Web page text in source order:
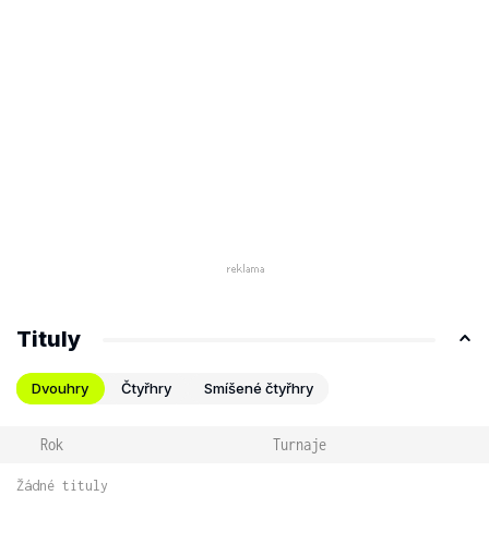
Tituly
Dvouhry Čtyřhry Smíšené čtyřhry
Rok Turnaje
Žádné tituly